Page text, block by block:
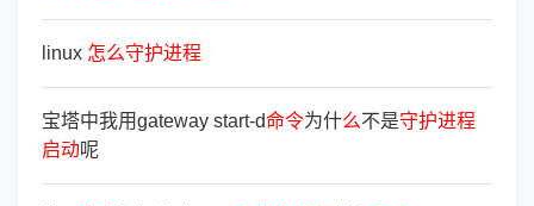
linux 怎么守护进程
宝塔中我用gateway start-d命令为什么不是守护进程
启动呢